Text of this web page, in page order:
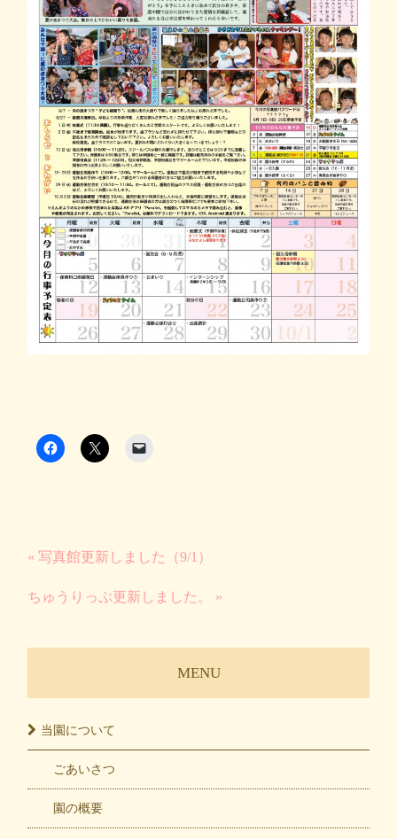
« 写真館更新しました（9/1）
ちゅうりっぷ更新しました。 »
MENU
当園について
ごあいさつ
園の概要